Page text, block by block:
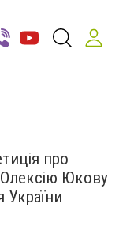
про
Юкову
України